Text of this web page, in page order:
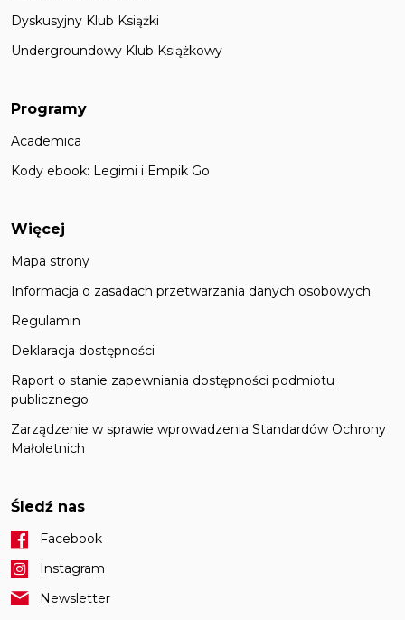
Dyskusyjny Klub Książki
Undergroundowy Klub Książkowy
Programy
Academica
Kody ebook: Legimi i Empik Go
Więcej
Mapa strony
Informacja o zasadach przetwarzania danych osobowych
Regulamin
Deklaracja dostępności
Raport o stanie zapewniania dostępności podmiotu
publicznego
Zarządzenie w sprawie wprowadzenia Standardów Ochrony
Małoletnich
Śledź nas
Facebook
Instagram
Newsletter